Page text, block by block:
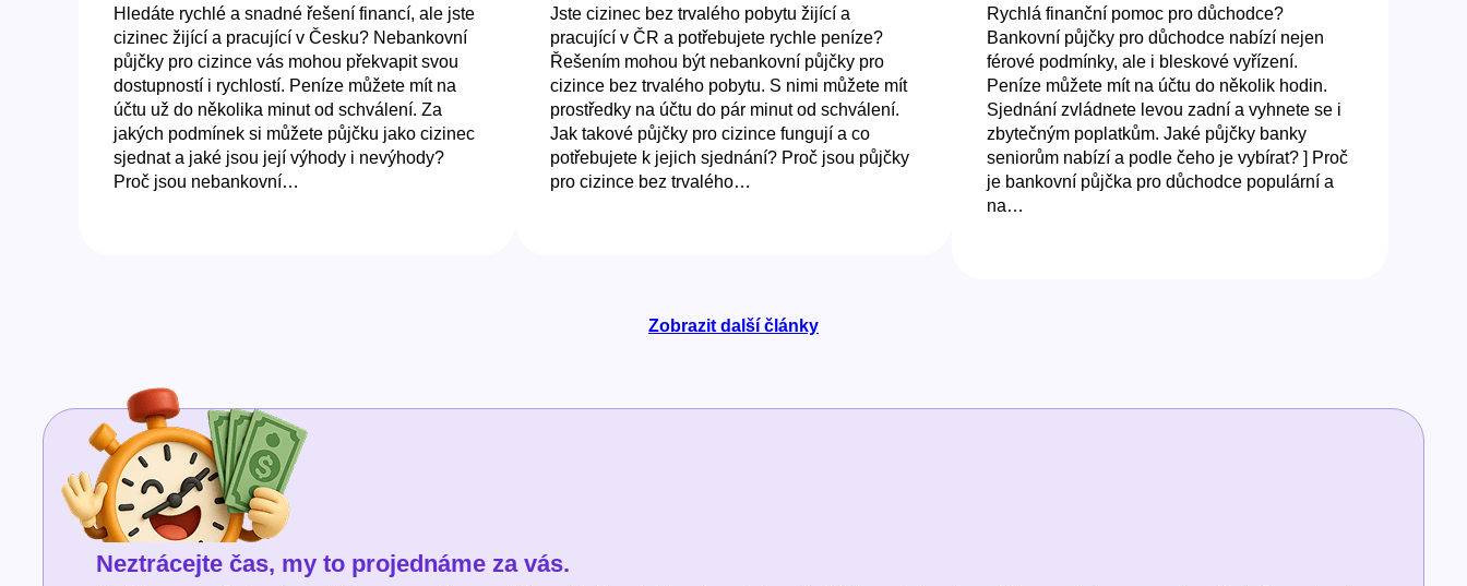
Hledáte rychlé a snadné řešení financí, ale jste
cizinec žijící a pracující v Česku? Nebankovní
půjčky pro cizince vás mohou překvapit svou
dostupností i rychlostí. Peníze můžete mít na
účtu už do několika minut od schválení. Za
jakých podmínek si můžete půjčku jako cizinec
sjednat a jaké jsou její výhody i nevýhody?
Proč jsou nebankovní…
Jste cizinec bez trvalého pobytu žijící a
pracující v ČR a potřebujete rychle peníze?
Řešením mohou být nebankovní půjčky pro
cizince bez trvalého pobytu. S nimi můžete mít
prostředky na účtu do pár minut od schválení.
Jak takové půjčky pro cizince fungují a co
potřebujete k jejich sjednání? Proč jsou půjčky
pro cizince bez trvalého…
Rychlá finanční pomoc pro důchodce?
Bankovní půjčky pro důchodce nabízí nejen
férové podmínky, ale i bleskové vyřízení.
Peníze můžete mít na účtu do několik hodin.
Sjednání zvládnete levou zadní a vyhnete se i
zbytečným poplatkům. Jaké půjčky banky
seniorům nabízí a podle čeho je vybírat? ] Proč
je bankovní půjčka pro důchodce populární a
na…
Zobrazit další články
Neztrácejte čas, my to projednáme za vás.